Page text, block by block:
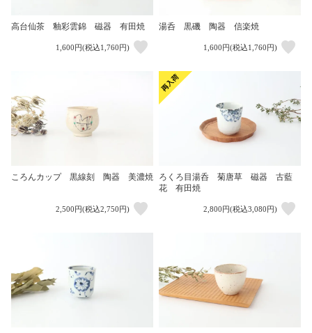
高台仙茶 釉彩雲錦 磁器 有田焼
1,600円(税込1,760円)
湯呑 黒磯 陶器 信楽焼
1,600円(税込1,760円)
ころんカップ 黒線刻 陶器 美濃焼
2,500円(税込2,750円)
ろくろ目湯呑 菊唐草 磁器 古藍
花 有田焼
2,800円(税込3,080円)